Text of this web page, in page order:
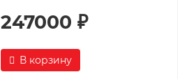
247000 ₽
В корзину